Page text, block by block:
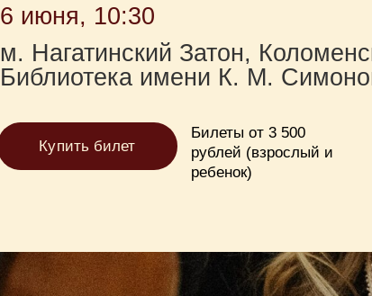
6 июня, 10:30
м. Нагатинский Затон,
Библиотека имени К. М.
Купить билет
Билеты от 3 500
рублей (взрослый и
ребенок)